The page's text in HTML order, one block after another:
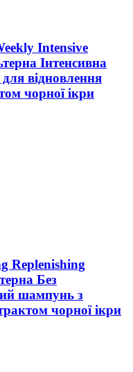
Intensive
Інтенсивна
відновлення
чорної ікри
Replenishing
Без
шампунь з
чорної ікри